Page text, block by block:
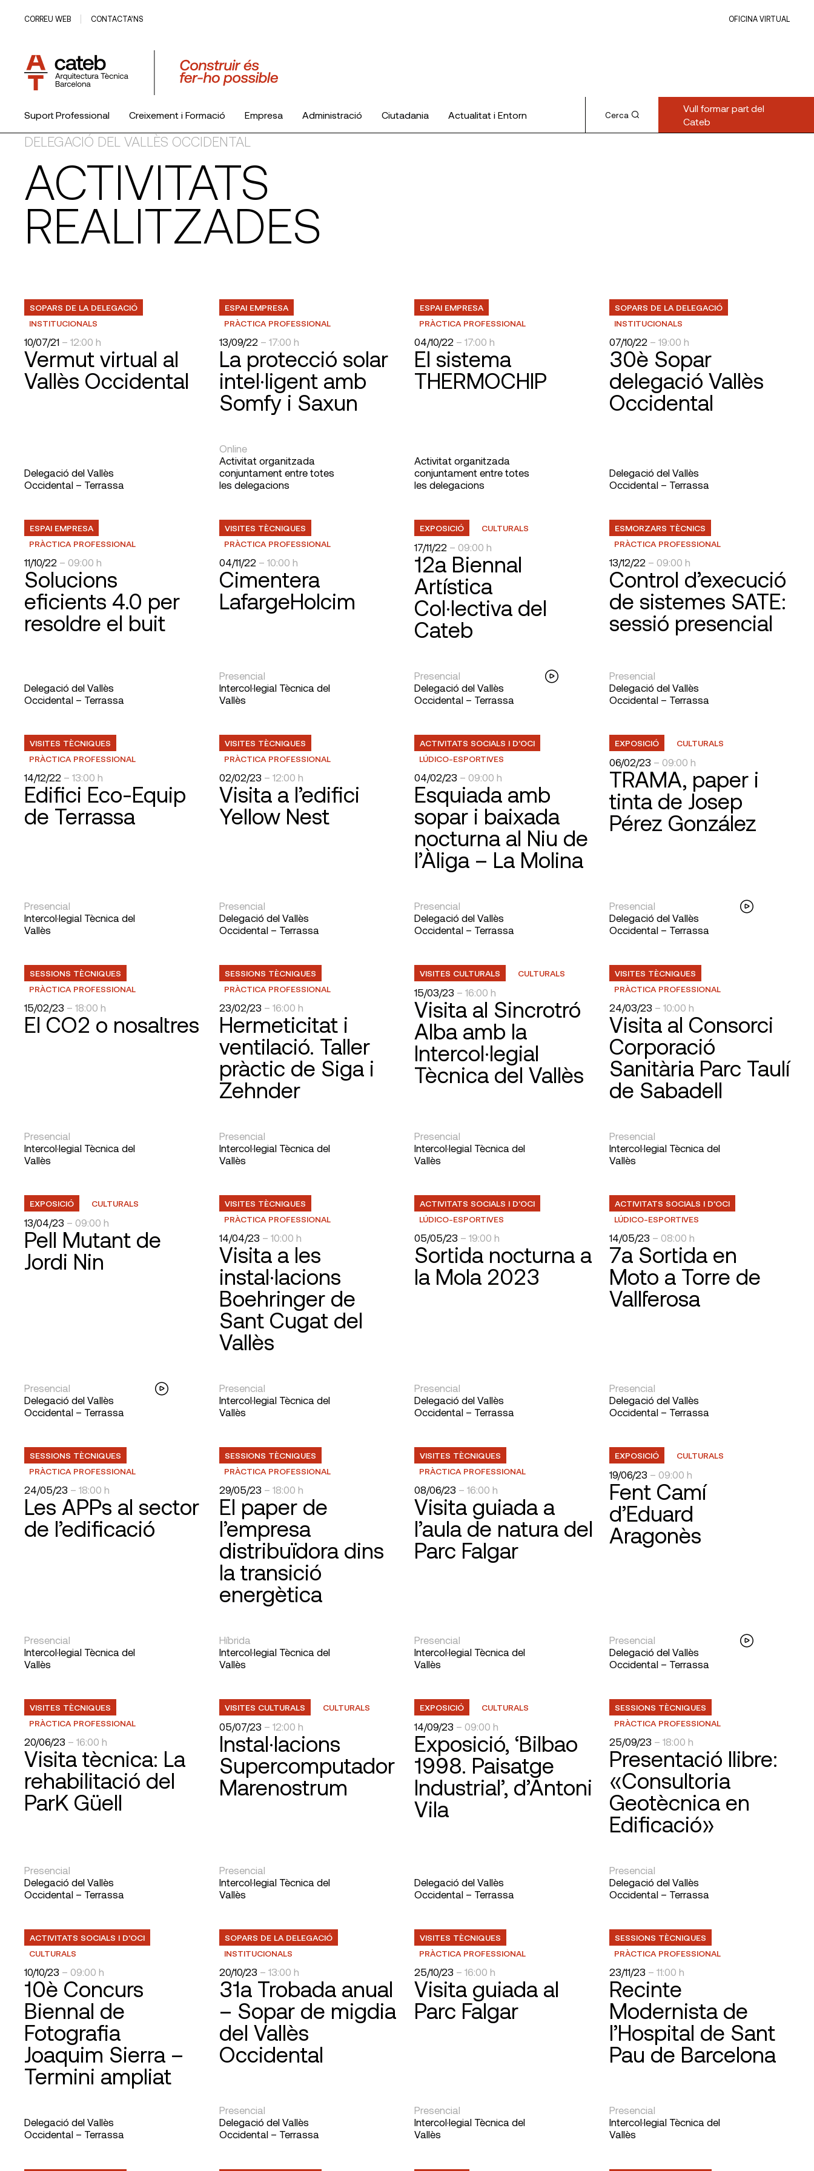
CORREU WEB CONTACTA’NS OFICINA VIRTUAL
Suport Professional Creixement i Formació Empresa Administració Ciutadania Actualitat i Entorn
El Col·legi
Cerca
Vull formar part del
Cateb
DELEGACIÓ DEL VALLÈS OCCIDENTAL
ACTIVITATS
REALITZADES
SOPARS DE LA DELEGACIÓ
INSTITUCIONALS
10/07/21 – 12:00 h
Vermut virtual al
Vallès Occidental
Delegació del Vallès
Occidental – Terrassa
ESPAI EMPRESA
PRÀCTICA PROFESSIONAL
13/09/22 – 17:00 h
La protecció solar
intel·ligent amb
Somfy i Saxun
Online
Activitat organitzada
conjuntament entre totes
les delegacions
ESPAI EMPRESA
PRÀCTICA PROFESSIONAL
04/10/22 – 17:00 h
El sistema
THERMOCHIP
Activitat organitzada
conjuntament entre totes
les delegacions
SOPARS DE LA DELEGACIÓ
INSTITUCIONALS
07/10/22 – 19:00 h
30è Sopar
delegació Vallès
Occidental
Delegació del Vallès
Occidental – Terrassa
ESPAI EMPRESA
PRÀCTICA PROFESSIONAL
11/10/22 – 09:00 h
Solucions
eficients 4.0 per
resoldre el buit
Delegació del Vallès
Occidental – Terrassa
VISITES TÈCNIQUES
PRÀCTICA PROFESSIONAL
04/11/22 – 10:00 h
Cimentera
LafargeHolcim
Presencial
Intercol·legial Tècnica del
Vallès
EXPOSICIÓ CULTURALS
17/11/22 – 09:00 h
12a Biennal
Artística
Col·lectiva del
Cateb
Presencial
Delegació del Vallès
Occidental – Terrassa
ESMORZARS TÈCNICS
PRÀCTICA PROFESSIONAL
13/12/22 – 09:00 h
Control d’execució
de sistemes SATE:
sessió presencial
Presencial
Delegació del Vallès
Occidental – Terrassa
VISITES TÈCNIQUES
PRÀCTICA PROFESSIONAL
14/12/22 – 13:00 h
Edifici Eco-Equip
de Terrassa
Presencial
Intercol·legial Tècnica del
Vallès
VISITES TÈCNIQUES
PRÀCTICA PROFESSIONAL
02/02/23 – 12:00 h
Visita a l’edifici
Yellow Nest
Presencial
Delegació del Vallès
Occidental – Terrassa
ACTIVITATS SOCIALS I D’OCI
LÚDICO-ESPORTIVES
04/02/23 – 09:00 h
Esquiada amb
sopar i baixada
nocturna al Niu de
l’Àliga – La Molina
Presencial
Delegació del Vallès
Occidental – Terrassa
EXPOSICIÓ CULTURALS
06/02/23 – 09:00 h
TRAMA, paper i
tinta de Josep
Pérez González
Presencial
Delegació del Vallès
Occidental – Terrassa
SESSIONS TÈCNIQUES
PRÀCTICA PROFESSIONAL
15/02/23 – 18:00 h
El CO2 o nosaltres
Presencial
Intercol·legial Tècnica del
Vallès
SESSIONS TÈCNIQUES
PRÀCTICA PROFESSIONAL
23/02/23 – 16:00 h
Hermeticitat i
ventilació. Taller
pràctic de Siga i
Zehnder
Presencial
Intercol·legial Tècnica del
Vallès
VISITES CULTURALS CULTURALS
15/03/23 – 16:00 h
Visita al Sincrotró
Alba amb la
Intercol·legial
Tècnica del Vallès
Presencial
Intercol·legial Tècnica del
Vallès
VISITES TÈCNIQUES
PRÀCTICA PROFESSIONAL
24/03/23 – 10:00 h
Visita al Consorci
Corporació
Sanitària Parc Taulí
de Sabadell
Presencial
Intercol·legial Tècnica del
Vallès
EXPOSICIÓ CULTURALS
13/04/23 – 09:00 h
Pell Mutant de
Jordi Nin
Presencial
Delegació del Vallès
Occidental – Terrassa
VISITES TÈCNIQUES
PRÀCTICA PROFESSIONAL
14/04/23 – 10:00 h
Visita a les
instal·lacions
Boehringer de
Sant Cugat del
Vallès
Presencial
Intercol·legial Tècnica del
Vallès
ACTIVITATS SOCIALS I D’OCI
LÚDICO-ESPORTIVES
05/05/23 – 19:00 h
Sortida nocturna a
la Mola 2023
Presencial
Delegació del Vallès
Occidental – Terrassa
ACTIVITATS SOCIALS I D’OCI
LÚDICO-ESPORTIVES
14/05/23 – 08:00 h
7a Sortida en
Moto a Torre de
Vallferosa
Presencial
Delegació del Vallès
Occidental – Terrassa
SESSIONS TÈCNIQUES
PRÀCTICA PROFESSIONAL
24/05/23 – 18:00 h
Les APPs al sector
de l’edificació
Presencial
Intercol·legial Tècnica del
Vallès
SESSIONS TÈCNIQUES
PRÀCTICA PROFESSIONAL
29/05/23 – 18:00 h
El paper de
l’empresa
distribuïdora dins
la transició
energètica
Híbrida
Intercol·legial Tècnica del
Vallès
VISITES TÈCNIQUES
PRÀCTICA PROFESSIONAL
08/06/23 – 16:00 h
Visita guiada a
l’aula de natura del
Parc Falgar
Presencial
Intercol·legial Tècnica del
Vallès
EXPOSICIÓ CULTURALS
19/06/23 – 09:00 h
Fent Camí
d’Eduard
Aragonès
Presencial
Delegació del Vallès
Occidental – Terrassa
VISITES TÈCNIQUES
PRÀCTICA PROFESSIONAL
20/06/23 – 16:00 h
Visita tècnica: La
rehabilitació del
ParK Güell
Presencial
Delegació del Vallès
Occidental – Terrassa
VISITES CULTURALS CULTURALS
05/07/23 – 12:00 h
Instal·lacions
Supercomputador
Marenostrum
Presencial
Intercol·legial Tècnica del
Vallès
EXPOSICIÓ CULTURALS
14/09/23 – 09:00 h
Exposició, ‘Bilbao
1998. Paisatge
Industrial’, d’Antoni
Vila
Delegació del Vallès
Occidental – Terrassa
SESSIONS TÈCNIQUES
PRÀCTICA PROFESSIONAL
25/09/23 – 18:00 h
Presentació llibre:
«Consultoria
Geotècnica en
Edificació»
Presencial
Delegació del Vallès
Occidental – Terrassa
ACTIVITATS SOCIALS I D’OCI
CULTURALS
10/10/23 – 09:00 h
10è Concurs
Biennal de
Fotografia
Joaquim Sierra –
Termini ampliat
Delegació del Vallès
Occidental – Terrassa
SOPARS DE LA DELEGACIÓ
INSTITUCIONALS
20/10/23 – 13:00 h
31a Trobada anual
– Sopar de migdia
del Vallès
Occidental
Presencial
Delegació del Vallès
Occidental – Terrassa
VISITES TÈCNIQUES
PRÀCTICA PROFESSIONAL
25/10/23 – 16:00 h
Visita guiada al
Parc Falgar
Presencial
Intercol·legial Tècnica del
Vallès
SESSIONS TÈCNIQUES
PRÀCTICA PROFESSIONAL
23/11/23 – 11:00 h
Recinte
Modernista de
l’Hospital de Sant
Pau de Barcelona
Presencial
Intercol·legial Tècnica del
Vallès